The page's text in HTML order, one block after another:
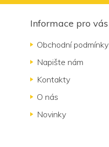
Informace pro vás
Obchodní podmínky
Napište nám
Kontakty
O nás
Novinky